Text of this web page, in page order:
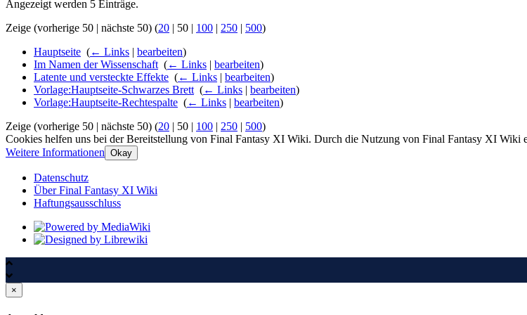
Angezeigt werden 5 Einträge.
Zeige (vorherige 50 | nächste 50) (20 | 50 | 100 | 250 | 500)
Hauptseite (← Links | bearbeiten)
Im Namen der Wissenschaft (← Links | bearbeiten)
Latente und versteckte Effekte (← Links | bearbeiten)
Vorlage:Hauptseite-Schwarzes Brett (← Links | bearbeiten)
Vorlage:Hauptseite-Rechtespalte (← Links | bearbeiten)
Zeige (vorherige 50 | nächste 50) (20 | 50 | 100 | 250 | 500)
Cookies helfen uns bei der Bereitstellung von Final Fantasy XI Wiki. Durch die Nutzung von Final Fantasy XI Wiki
Weitere Informationen Okay
Datenschutz
Über Final Fantasy XI Wiki
Haftungsausschluss
×